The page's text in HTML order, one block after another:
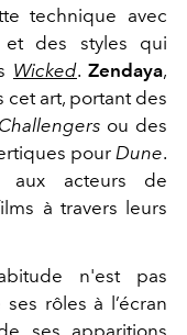
technique avec
et des styles qui
Wicked. Zendaya,
cet art, portant des
Challengers ou des
pour Dune.
aux acteurs de
à travers leurs
n'est pas
rôles à l’écran
ses apparitions